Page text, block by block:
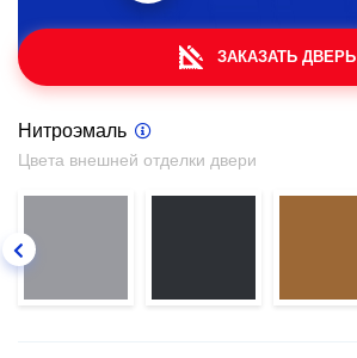
ЗАКАЗАТЬ ДВЕРЬ
Нитроэмаль
Цвета внешней отделки двери